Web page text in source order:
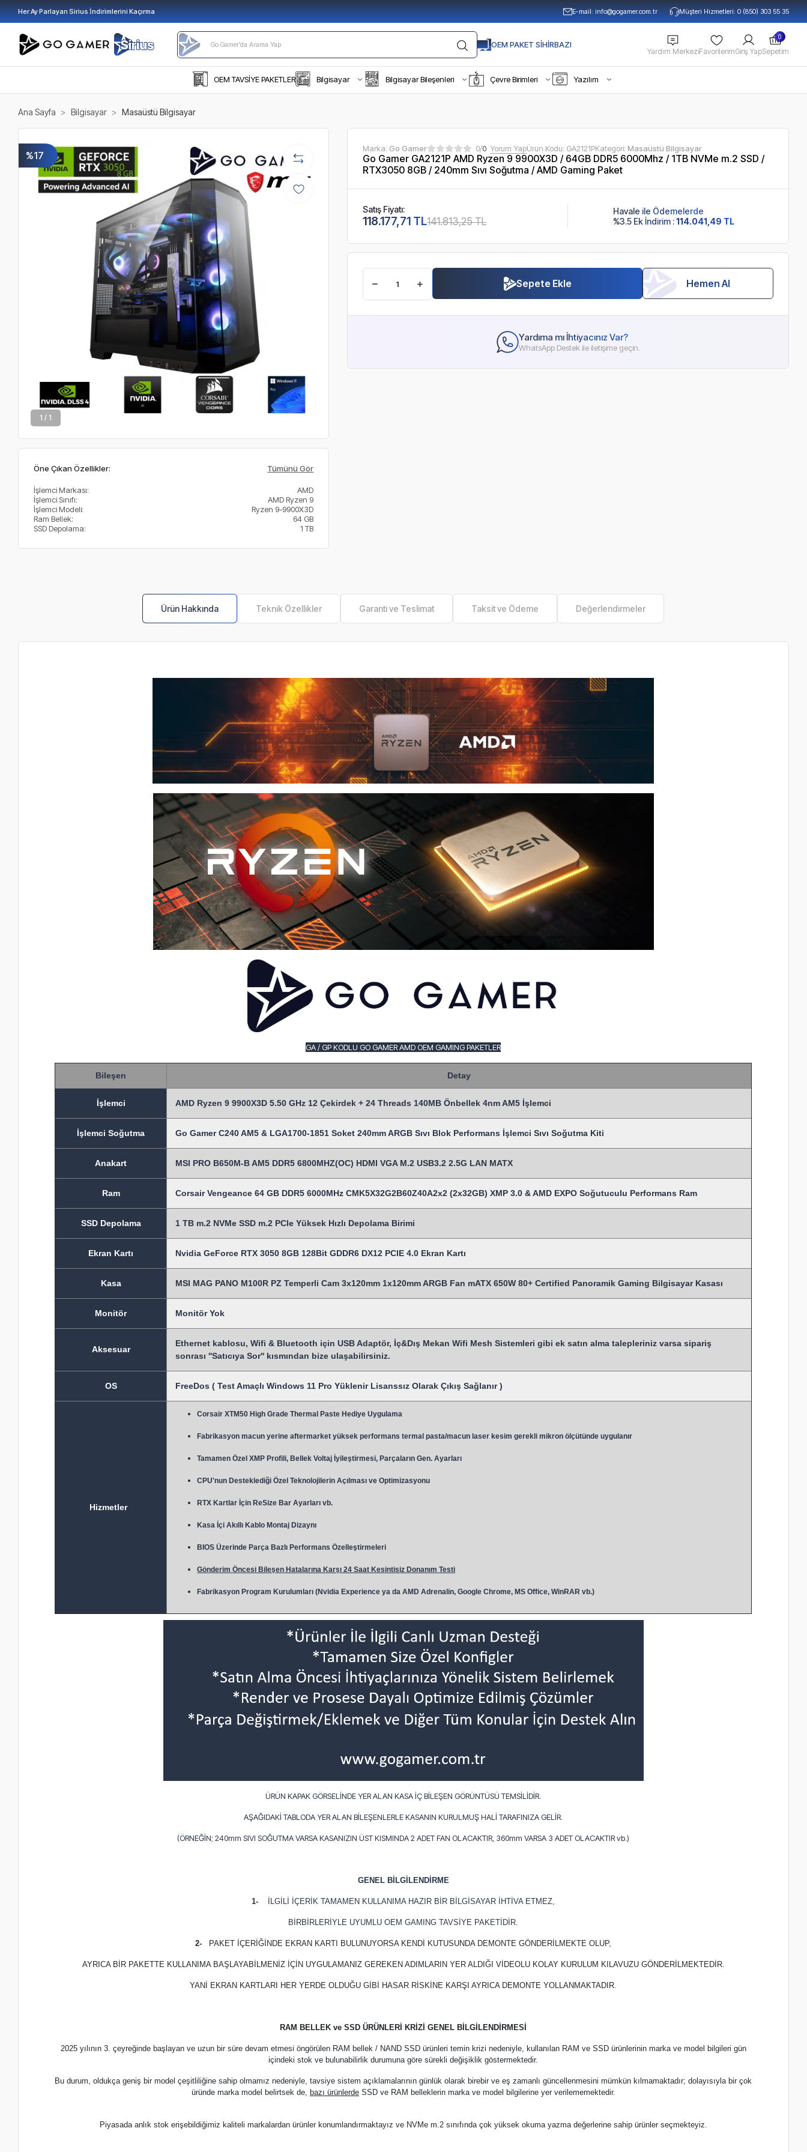
Her Ay Parlayan Sirius İndirimlerini Kaçırma E-mail:info@gogamer.com.tr Müşteri Hizmetleri: 0 (850) 303 55 35
OEM PAKET SIHIRBAZI
Yardım MerkeziFavorilerimGiriş Yap
0
Sepetim
OEM TAVSİYE PAKETLER Bilgisayar Bilgisayar Bileşenleri Çevre Birimleri Yazılım
Ana Sayfa Bilgisayar Masaüstü Bilgisayar
%17
1 / 1
Öne Çıkan Özellikler: Tümünü Gör
İşlemci Markası:
AMD
İşlemci Sınıfı:
AMD Ryzen 9
İşlemci Modeli:
Ryzen 9-9900X3D
Ram Bellek:
64 GB
SSD Depolama:
1 TB
Marka:Go Gamer 0/0 Yorum YapÜrün Kodu: GA2121PKategori:Masaüstü Bilgisayar
Go Gamer GA2121P AMD Ryzen 9 9900X3D / 64GB DDR5 6000Mhz / 1TB NVMe m.2 SSD /
RTX3050 8GB / 240mm Sıvı Soğutma / AMD Gaming Paket
Satış Fiyatı:
118.177,71 TL141.813,25 TL
Havale ile Ödemelerde
%3.5 Ek İndirim :114.041,49 TL
Sepete Ekle Hemen Al
Yardıma mı İhtiyacınız Var?
WhatsApp Destek ile iletişime geçin.
Ürün Hakkında Teknik Özellikler Garanti ve Teslimat Taksit ve Ödeme Değerlendirmeler
GA / GP KODLU GO GAMER AMD OEM GAMING PAKETLER
Bileşen Detay
İşlemci AMD Ryzen 9 9900X3D 5.50 GHz 12 Çekirdek + 24 Threads 140MB Önbellek 4nm AM5 İşlemci
İşlemci Soğutma Go Gamer C240 AM5 & LGA1700-1851 Soket 240mm ARGB Sıvı Blok Performans İşlemci Sıvı Soğutma Kiti
Anakart MSI PRO B650M-B AM5 DDR5 6800MHZ(OC) HDMI VGA M.2 USB3.2 2.5G LAN MATX
Ram Corsair Vengeance 64 GB DDR5 6000MHz CMK5X32G2B60Z40A2x2 (2x32GB) XMP 3.0 & AMD EXPO Soğutuculu Performans Ram
SSD Depolama 1 TB m.2 NVMe SSD m.2 PCIe Yüksek Hızlı Depolama Birimi
Ekran Kartı Nvidia GeForce RTX 3050 8GB 128Bit GDDR6 DX12 PCIE 4.0 Ekran Kartı
Kasa MSI MAG PANO M100R PZ Temperli Cam 3x120mm 1x120mm ARGB Fan mATX 650W 80+ Certified Panoramik Gaming Bilgisayar Kasası
Monitör Monitör Yok
Aksesuar
Ethernet kablosu, Wifi & Bluetooth için USB Adaptör, İç&Dış Mekan Wifi Mesh Sistemleri gibi ek satın alma talepleriniz varsa sipariş
sonrası ''Satıcıya Sor'' kısmından bize ulaşabilirsiniz.
OS FreeDos ( Test Amaçlı Windows 11 Pro Yüklenir Lisanssız Olarak Çıkış Sağlanır )
Hizmetler
Corsair XTM50 High Grade Thermal Paste Hediye Uygulama
Fabrikasyon macun yerine aftermarket yüksek performans termal pasta/macun laser kesim gerekli mikron ölçütünde uygulanır
Tamamen Özel XMP Profili, Bellek Voltaj İyileştirmesi, Parçaların Gen. Ayarları
CPU'nun Desteklediği Özel Teknolojilerin Açılması ve Optimizasyonu
RTX Kartlar İçin ReSize Bar Ayarları vb.
Kasa İçi Akıllı Kablo Montaj Dizaynı
BIOS Üzerinde Parça Bazlı Performans Özelleştirmeleri
Gönderim Öncesi Bileşen Hatalarına Karşı 24 Saat Kesintisiz Donanım Testi
Fabrikasyon Program Kurulumları (Nvidia Experience ya da AMD Adrenalin, Google Chrome, MS Office, WinRAR vb.)
ÜRÜN KAPAK GÖRSELİNDE YER ALAN KASA İÇ BİLEŞEN GÖRÜNTÜSÜ TEMSİLİDİR.
AŞAĞIDAKİ TABLODA YER ALAN BİLEŞENLERLE KASANIN KURULMUŞ HALİ TARAFINIZA GELİR.
(ÖRNEĞİN; 240mm SIVI SOĞUTMA VARSA KASANIZIN ÜST KISMINDA 2 ADET FAN OLACAKTIR, 360mm VARSA 3 ADET OLACAKTIR vb.)
GENEL BİLGİLENDİRME
1- İLGİLİ İÇERİK TAMAMEN KULLANIMA HAZIR BİR BİLGİSAYAR İHTİVA ETMEZ,
BİRBİRLERİYLE UYUMLU OEM GAMING TAVSİYE PAKETİDİR.
2- PAKET İÇERİĞİNDE EKRAN KARTI BULUNUYORSA KENDİ KUTUSUNDA DEMONTE GÖNDERİLMEKTE OLUP,
AYRICA BİR PAKETTE KULLANIMA BAŞLAYABİLMENİZ İÇİN UYGULAMANIZ GEREKEN ADIMLARIN YER ALDIĞI VİDEOLU KOLAY KURULUM KILAVUZU GÖNDERİLMEKTEDİR.
YANİ EKRAN KARTLARI HER YERDE OLDUĞU GİBİ HASAR RİSKİNE KARŞI AYRICA DEMONTE YOLLANMAKTADIR.
RAM BELLEK ve SSD ÜRÜNLERİ KRİZİ GENEL BİLGİLENDİRMESİ
2025 yılının 3. çeyreğinde başlayan ve uzun bir süre devam etmesi öngörülen RAM bellek / NAND SSD ürünleri temin krizi nedeniyle, kullanılan RAM ve SSD ürünlerinin marka ve model bilgileri gün
içindeki stok ve bulunabilirlik durumuna göre sürekli değişiklik göstermektedir.
Bu durum, oldukça geniş bir model çeşitliliğine sahip olmamız nedeniyle, tavsiye sistem açıklamalarının günlük olarak birebir ve eş zamanlı güncellenmesini mümkün kılmamaktadır; dolayısıyla bir çok
üründe marka model belirtsek de, bazı ürünlerdeSSD ve RAM belleklerin marka ve model bilgilerine yer verilememektedir.
Piyasada anlık stok erişebildiğimiz kaliteli markalardan ürünler konumlandırmaktayız ve NVMe m.2 sınıfında çok yüksek okuma yazma değerlerine sahip ürünler seçmekteyiz.